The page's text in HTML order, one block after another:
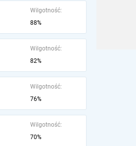
Wilgotność:
88%
Wilgotność:
82%
Wilgotność:
76%
Wilgotność:
70%